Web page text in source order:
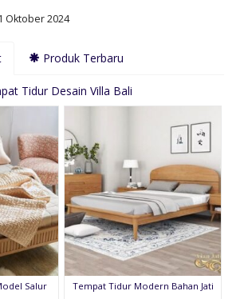
Oktober 2024
Produk Terbaru
Tidur Desain Villa Bali
Salur Tempat Tidur Modern Bahan Jati